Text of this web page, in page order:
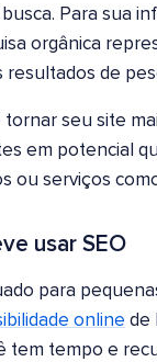
Para sua
orgânica
resultados de
tornar seu site
em potencial
ou serviços
usar SEO
para
online de
tem tempo e